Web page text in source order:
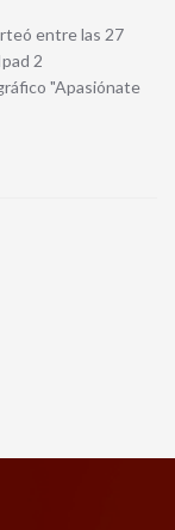
entre las 27
2
"Apasiónate